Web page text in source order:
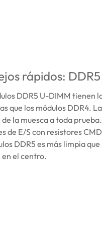
rápidos:
DDR5 U-DIMM tienen
que los módulos DDR4.
de la muesca a toda
de E/S con resistores
DDR5 es más limpia
en el centro.